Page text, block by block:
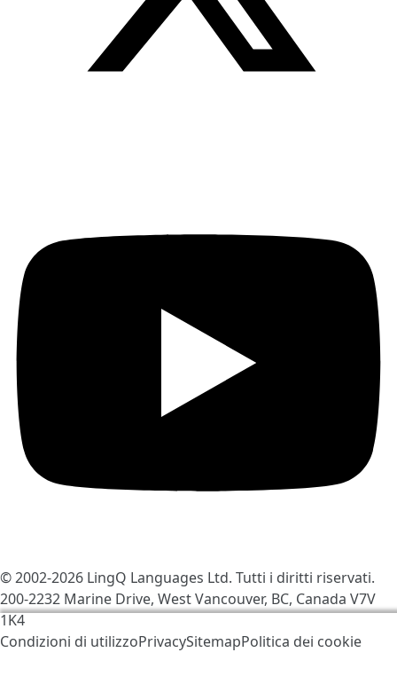
LingQ. Visitando il sito, acconsenti alla nostrapolitica
© 2002-2026 LingQ Languages Ltd. Tutti i diritti riservati.
200-2232 Marine Drive, West Vancouver, BC, Canada V7V
1K4
Condizioni di utilizzoPrivacySitemapPolitica dei cookie